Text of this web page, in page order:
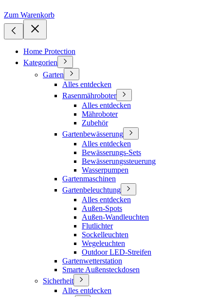
Zum Warenkorb
Home Protection
Kategorien
Garten
Alles entdecken
Rasenmähroboter
Alles entdecken
Mähroboter
Zubehör
Gartenbewässerung
Alles entdecken
Bewässerungs-Sets
Bewässerungssteuerung
Wasserpumpen
Gartenmaschinen
Gartenbeleuchtung
Alles entdecken
Außen-Spots
Außen-Wandleuchten
Flutlichter
Sockelleuchten
Wegeleuchten
Outdoor LED-Streifen
Gartenwetterstation
Smarte Außensteckdosen
Sicherheit
Alles entdecken